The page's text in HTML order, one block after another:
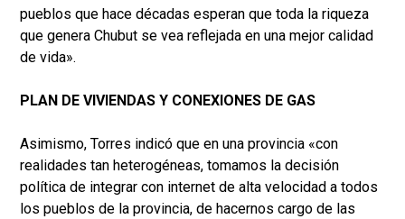
pueblos que hace décadas esperan que toda la riqueza
que genera Chubut se vea reflejada en una mejor calidad
de vida».
PLAN DE VIVIENDAS Y CONEXIONES DE GAS
Asimismo, Torres indicó que en una provincia «con
realidades tan heterogéneas, tomamos la decisión
política de integrar con internet de alta velocidad a todos
los pueblos de la provincia, de hacernos cargo de las